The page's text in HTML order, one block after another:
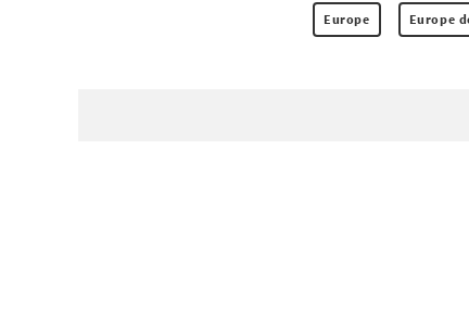
Europe Europe